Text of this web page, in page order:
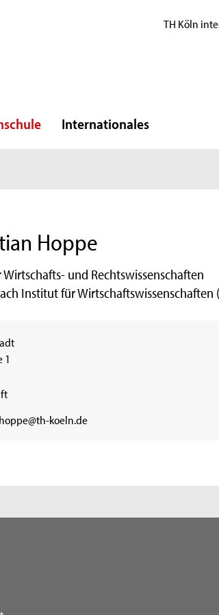
TH Köln
Internationales
Hoppe
und Rechtswissenschaften
Institut für Wirtschaftswissenschaften
1
koeln.de